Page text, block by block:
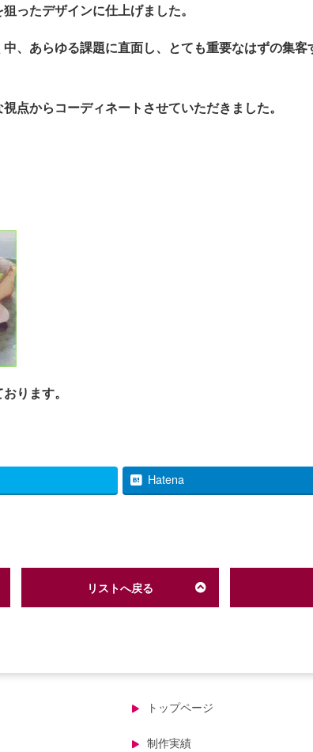
ったデザインに仕上げました。
、あらゆる課題に直面し、とても重要なはずの集
点からコーディネートさせていただきました。
ります。
Hatena
リストへ戻る
トップページ
制作実績